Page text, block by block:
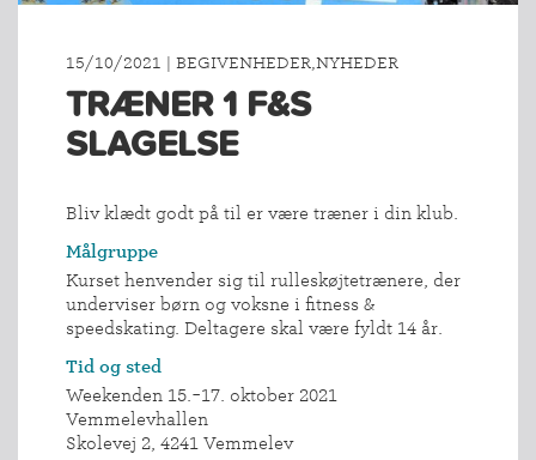
15/10/2021 | BEGIVENHEDER,NYHEDER
TRÆNER 1 F&S
SLAGELSE
Bliv klædt godt på til er være træner i din klub.
Målgruppe
Kurset henvender sig til rulleskøjtetrænere, der
underviser børn og voksne i fitness &
speedskating. Deltagere skal være fyldt 14 år.
Tid og sted
Weekenden 15.-17. oktober 2021
Vemmelevhallen
Skolevej 2, 4241 Vemmelev